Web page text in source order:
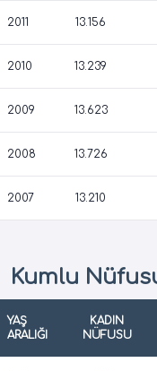
2011 13.156
2010 13.239
2009 13.623
2008 13.726
2007 13.210
Kumlu
YAŞ
ARALIĞI
KADIN
NÜFUSU